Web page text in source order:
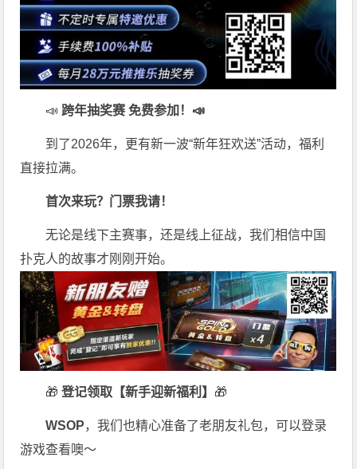
📣跨年抽奖赛 免费参加 ！📣
到了2026年，更有新一波“新年狂欢送”活动，福利
直接拉满。
首次来玩？门票我请！
无论是线下主赛事，还是线上征战，我们相信中国
扑克人的故事才刚刚开始。
🎁 登记领取【新手迎新福利】 🎁
WSOP，我们也精心准备了老朋友礼包，可以登录
游戏查看噢～